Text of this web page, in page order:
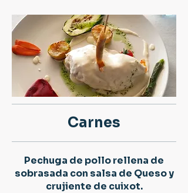
Carnes
Pechuga de pollo rellena de
sobrasada con salsa de Queso y
crujiente de cuixot.